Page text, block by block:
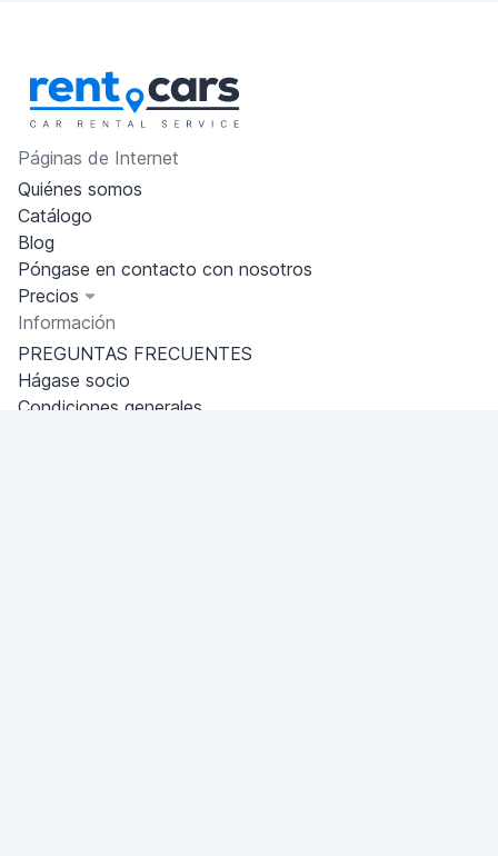
Páginas de Internet
Quiénes somos
Catálogo
Blog
Póngase en contacto con nosotros
Precios
Información
PREGUNTAS FRECUENTES
Hágase socio
Condiciones generales